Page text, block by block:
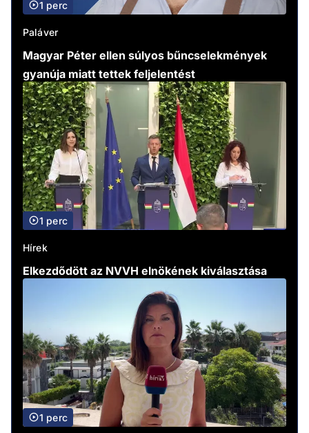
1 perc
Paláver
Magyar Péter ellen súlyos bűncselekmények
gyanúja miatt tettek feljelentést
1 perc
Hírek
Elkezdődött az NVVH elnökének kiválasztása
1 perc